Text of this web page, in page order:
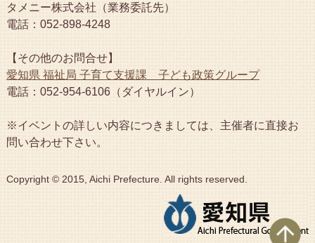
タメニー株式会社（業務委託先）
電話：052-898-4248
【その他のお問合せ】
愛知県 福祉局 子育て支援課 子ども政策グループ
電話：052-954-6106（ダイヤルイン）
※イベントの詳しい内容につきましては、主催者に直接お
問い合わせ下さい。
Copyright © 2015, Aichi Prefecture. All rights reserved.